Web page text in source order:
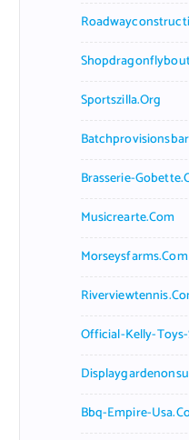
Sportszilla.org
Brasserie-
Musicrearte.com
Morseysfarms.com
Official-Kelly-
Bbq-Empire-